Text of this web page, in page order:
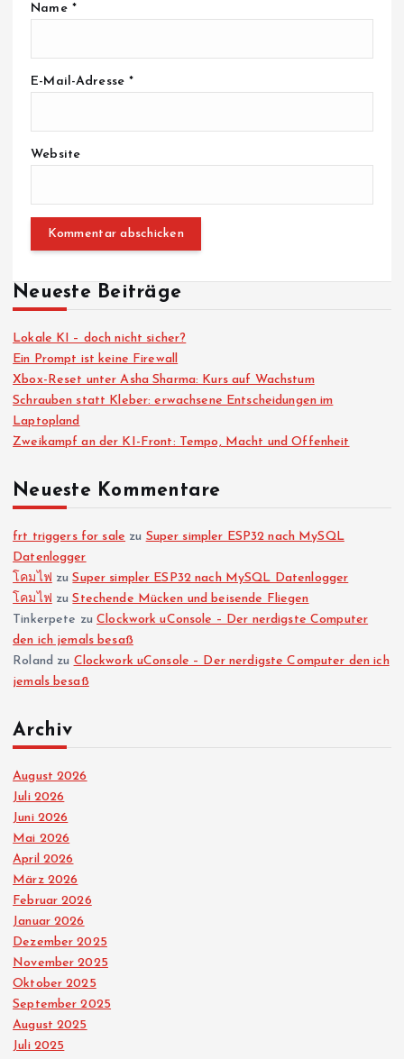
Name *
E-Mail-Adresse*
Website
Neueste Beiträge
Lokale KI – doch nicht sicher?
Ein Prompt ist keine Firewall
Xbox-Reset unter Asha Sharma: Kurs auf Wachstum
Schrauben statt Kleber: erwachsene Entscheidungen im
Laptopland
Zweikampf an der KI-Front: Tempo, Macht und Offenheit
Neueste Kommentare
frt triggers for sale zu Super simpler ESP32 nach MySQL
Datenlogger
โคมไฟ zuSuper simpler ESP32 nach MySQL Datenlogger
โคมไฟ zuStechende Mücken und beisende Fliegen
Tinkerpete zuClockwork uConsole – Der nerdigste Computer
den ich jemals besaß
Roland zu Clockwork uConsole – Der nerdigste Computer den ich
jemals besaß
Archiv
August 2026
Juli 2026
Juni 2026
Mai 2026
April 2026
März 2026
Februar 2026
Januar 2026
Dezember 2025
November 2025
Oktober 2025
September 2025
August 2025
Juli 2025